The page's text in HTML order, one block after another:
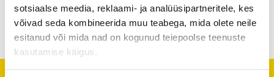
sotsiaalse meedia, reklaami- ja analüüsipartneritele, kes
võivad seda kombineerida muu teabega, mida olete neile
esitanud või mida nad on kogunud teiepoolse teenuste
kasutamise käigus.